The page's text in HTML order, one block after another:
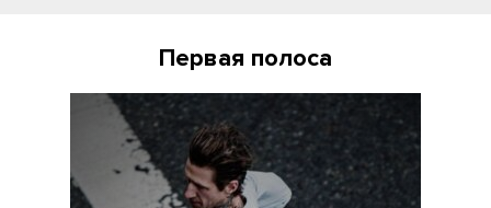
Первая полоса